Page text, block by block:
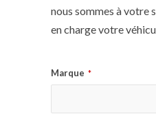
nous sommes à votre
en charge votre
Marque *